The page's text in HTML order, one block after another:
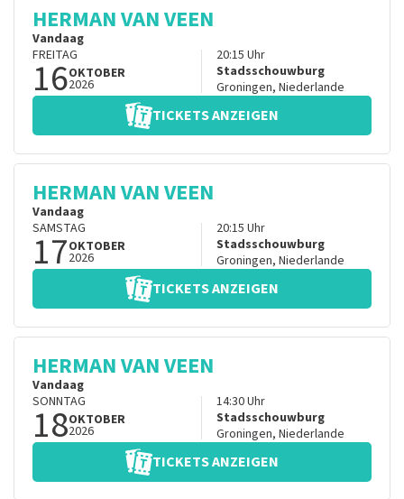
HERMAN VAN VEEN
Vandaag
FREITAG
16OKTOBER
2026
20:15 Uhr
Stadsschouwburg
Groningen, Niederlande
TICKETS ANZEIGEN
HERMAN VAN VEEN
Vandaag
SAMSTAG
17OKTOBER
2026
20:15 Uhr
Stadsschouwburg
Groningen, Niederlande
TICKETS ANZEIGEN
HERMAN VAN VEEN
Vandaag
SONNTAG
18OKTOBER
2026
14:30Uhr
Stadsschouwburg
Groningen, Niederlande
TICKETS ANZEIGEN